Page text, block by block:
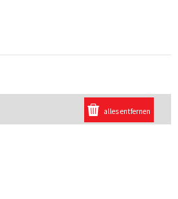
alles entfernen